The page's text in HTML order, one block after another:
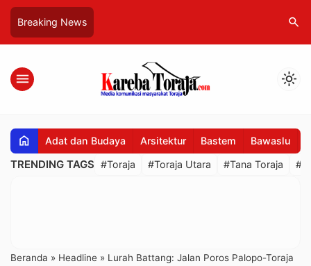
Breaking News search
menu light_mode
home Adat dan Budaya Arsitektur Bastem Bawaslu
TRENDING TAGS #Toraja #Toraja Utara #Tana Toraja
Beranda » Headline » Lurah Battang: Jalan Poros Palopo-Toraja